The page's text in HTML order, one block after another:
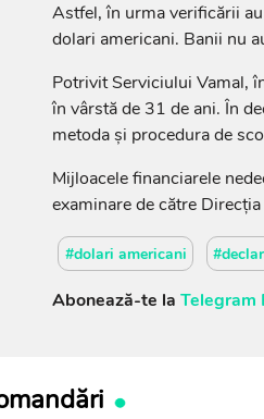
Astfel, în urma verificării
dolari americani. Banii nu
Potrivit Serviciului Vamal,
în vârstă de 31 de ani. În
metoda și procedura de
Mijloacele financiarele
examinare de către
#dolari americani
Abonează-te la Telegram